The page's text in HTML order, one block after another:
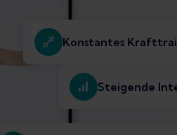
Konstantes
Steigende